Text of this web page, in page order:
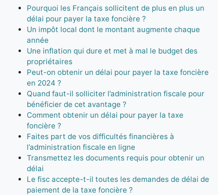
Pourquoi les Français sollicitent de plus en plus un
délai pour payer la taxe foncière ?
Un impôt local dont le montant augmente chaque
année
Une inflation qui dure et met à mal le budget des
propriétaires
Peut-on obtenir un délai pour payer la taxe foncière
en 2024 ?
Quand faut-il solliciter l’administration fiscale pour
bénéficier de cet avantage ?
Comment obtenir un délai pour payer la taxe
foncière ?
Faites part de vos difficultés financières à
l’administration fiscale en ligne
Transmettez les documents requis pour obtenir un
délai
Le fisc accepte-t-il toutes les demandes de délai de
paiement de la taxe foncière ?